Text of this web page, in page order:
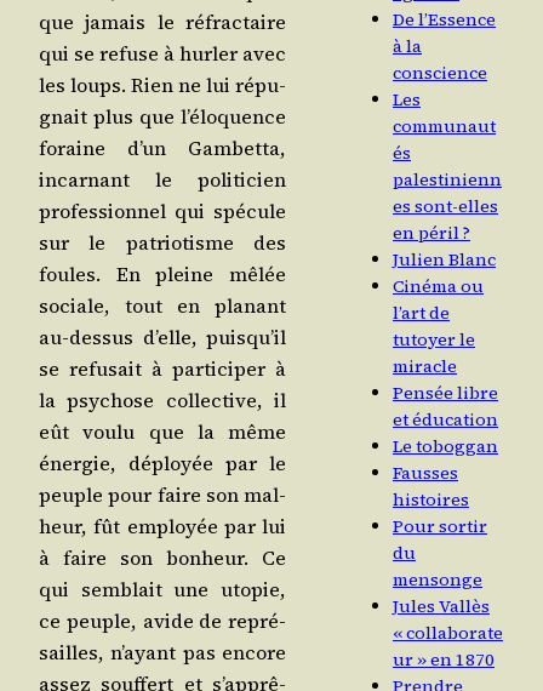
que jamais le réfrac­taire
qui se refuse à hur­ler avec
les loups. Rien ne lui répu­
gnait plus que l’é­lo­quence
foraine d’un Gam­bet­ta,
incar­nant le poli­ti­cien
pro­fes­sion­nel qui spé­cule
sur le patrio­tisme des
foules. En pleine mêlée
sociale, tout en pla­nant
au-des­sus d’elle, puis­qu’il
se refu­sait à par­ti­ci­per à
la psy­chose col­lec­tive, il
eût vou­lu que la même
éner­gie, déployée par le
peuple pour faire son mal­
heur, fût employée par lui
à faire son bon­heur. Ce
qui sem­blait une uto­pie,
ce peuple, avide de repré­
sailles, n’ayant pas encore
assez souf­fert et s’ap­prê­
De l’Essence
à la
conscience
Les
communaut
és
palestinienn
es sont-elles
en péril ?
Julien Blanc
Cinéma ou
l’art de
tutoyer le
miracle
Pensée libre
et éducation
Le toboggan
Fausses
histoires
Pour sortir
du
mensonge
Jules Vallès
« collaborate
ur » en 1870